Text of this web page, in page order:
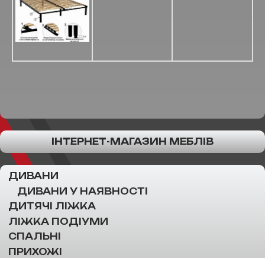
ІНТЕРНЕТ-МАГАЗИН МЕБЛІВ
ДИВАНИ
ДИВАНИ У НАЯВНОСТІ
ДИТЯЧІ ЛІЖКА
ЛІЖКА ПОДІУМИ
СПАЛЬНІ
ПРИХОЖІ